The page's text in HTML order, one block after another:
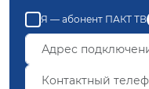
Я — абонент ПАКТ ТВ